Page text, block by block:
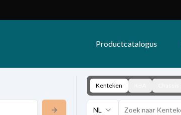
Productcatalogus
Kenteken
NL